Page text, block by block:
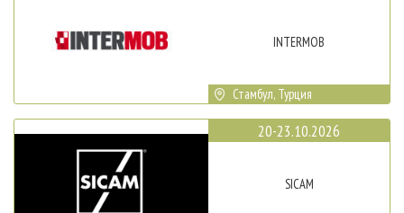
INTERMOB
Стамбул, Турция
20-23.10.2026
SICAM